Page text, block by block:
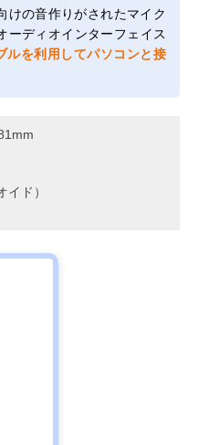
けの音作りがされたマイク
ーディオインターフェイス
ルを利用してパソコンと接
イド）